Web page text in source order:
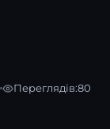
Переглядів:80